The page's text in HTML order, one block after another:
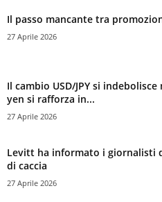
Il passo mancante tra
27 Aprile 2026
Il cambio USD/JPY si
yen si rafforza in...
27 Aprile 2026
Levitt ha informato i giornalisti
di caccia
27 Aprile 2026